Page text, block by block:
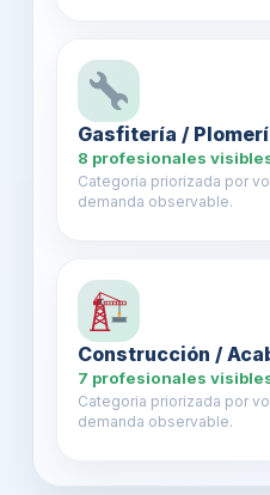
Gasfitería /
8 profesionales
Categoria priorizada por
demanda observable.
Construcción /
7 profesionales
Categoria priorizada por
demanda observable.